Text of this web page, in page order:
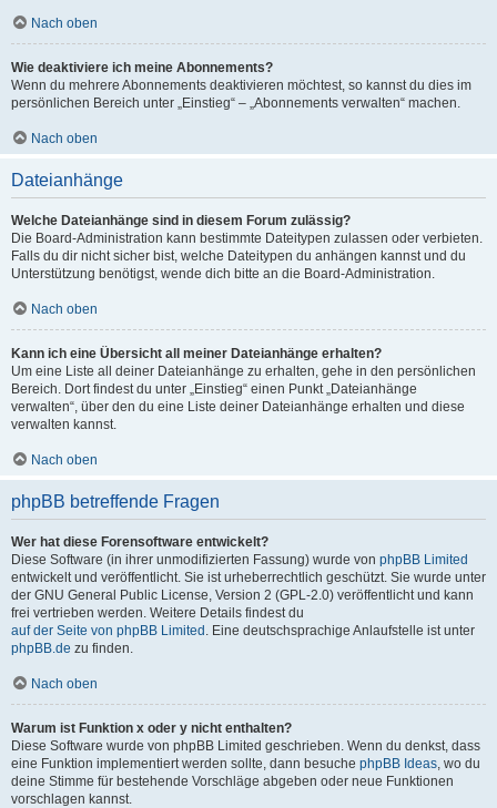
Nach oben
Wie deaktiviere ich meine Abonnements?
Wenn du mehrere Abonnements deaktivieren möchtest, so kannst du dies im
persönlichen Bereich unter „Einstieg“ – „Abonnements verwalten“ machen.
Nach oben
Dateianhänge
Welche Dateianhänge sind in diesem Forum zulässig?
Die Board-Administration kann bestimmte Dateitypen zulassen oder verbieten.
Falls du dir nicht sicher bist, welche Dateitypen du anhängen kannst und du
Unterstützung benötigst, wende dich bitte an die Board-Administration.
Nach oben
Kann ich eine Übersicht all meiner Dateianhänge erhalten?
Um eine Liste all deiner Dateianhänge zu erhalten, gehe in den persönlichen
Bereich. Dort findest du unter „Einstieg“ einen Punkt „Dateianhänge
verwalten“, über den du eine Liste deiner Dateianhänge erhalten und diese
verwalten kannst.
Nach oben
phpBB betreffende Fragen
Wer hat diese Forensoftware entwickelt?
Diese Software (in ihrer unmodifizierten Fassung) wurde von phpBB Limited
entwickelt und veröffentlicht. Sie ist urheberrechtlich geschützt. Sie wurde unter
der GNU General Public License, Version 2 (GPL-2.0) veröffentlicht und kann
frei vertrieben werden. Weitere Details findest du
auf der Seite von phpBB Limited . Eine deutschsprachige Anlaufstelle ist unter
phpBB.de zu finden.
Nach oben
Warum ist Funktion x oder y nicht enthalten?
Diese Software wurde von phpBB Limited geschrieben. Wenn du denkst, dass
eine Funktion implementiert werden sollte, dann besuche phpBB Ideas , wo du
deine Stimme für bestehende Vorschläge abgeben oder neue Funktionen
vorschlagen kannst.